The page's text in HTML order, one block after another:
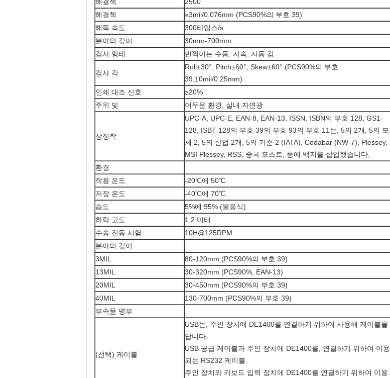
해결책
≥3mil/0.076mm (PCS90%의 부호 39)
해독 속도
300타임스/s
분야의 깊이
30mm-700mm
검사 형태
번쩍이는 수동, 지속, 자동 감
검사 각
Roll±30°, Pitch±60°, Skew±60° (PCS90%의 부호
39,10mil/0.25mm)
인쇄 대조 신호
≥20%
주위 빛
어두운 환경, 실내 자연광
상징학
UPC-A, UPC-E, EAN-8, EAN-13, ISSN, ISBN의 부호 128, GS1-
128, ISBT 128의 부호 39의 부호 93의 부호 11는, 5의 2개, 5의 모
체 2, 5의 산업 2개, 5의 기준 2 (IATA), Codabar (NW-7), Plessey,
MSI Plessey, RSS, 중국 포스트, 등에 백지를 삽입했습니다.
환경
작용 온도
-20℃에 50℃
저장 온도
-40℃에 70℃
습도
5%에 95% (불응식)
하락 고도
1.2 미터
수송 진동 시험
10H@125RPM
분야의 깊이
3MIL
80-120mm (PCS90%의 부호 39)
13MIL
30-320mm (PCS90%, EAN-13)
20MIL
30-450mm (PCS90%의 부호 39)
40MIL
130-700mm (PCS90%의 부호 39)
부속품 명부
(선택) 케이블
USB는, 주인 장치에 DE1400를 연결하기 위하여 사용해 케이블을
답니다.
USB 공급 케이블과 주인 장치에 DE1400를, 연결하기 위하여 이용
되는 RS232 케이블.
주인 장치와 키보드 입력 장치에 DE1400를 연결하기 위하여 이용